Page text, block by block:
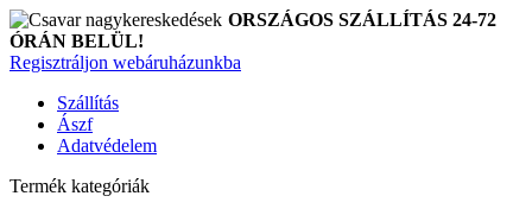
ORSZÁGOS SZÁLLÍTÁS 24-72
ÓRÁN BELÜL!
Regisztráljon webáruházunkba
Szállítás
Ászf
Adatvédelem
Termék kategóriák